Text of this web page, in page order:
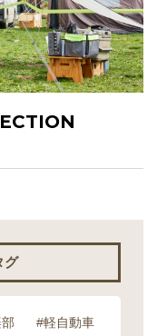
グ
#軽自動車